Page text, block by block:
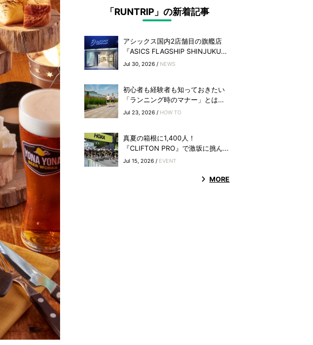
「RUNTRIP」の新着記事
アシックス国内2店舗目の旗艦店
『ASICS FLAGSHIP SHINJUKU...
Jul 30, 2026 / NEWS
初心者も経験者も知っておきたい
「ランニング時のマナー」とは...
Jul 23, 2026 / HOW TO
真夏の箱根に1,400人！
『CLIFTON PRO』で激坂に挑ん...
Jul 15, 2026 / EVENT
MORE